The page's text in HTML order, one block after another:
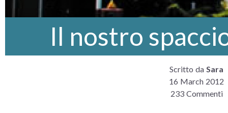
Il nostro
Scritto da Sara
16 March 2012
233 Commenti